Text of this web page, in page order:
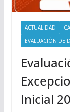
ACTUALIDAD
EVALUACIÓN DE
Inicial